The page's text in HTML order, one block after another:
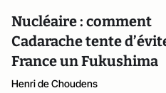
Nucléaire : comment
Cadarache tente
France un Fukushima
Henri de Choudens